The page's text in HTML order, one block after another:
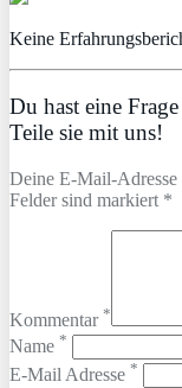
Keine
Du hast eine
Teile sie mit uns!
Deine E-Mail-
Felder sind markiert *
Kommentar *
Name *
E-Mail Adresse *